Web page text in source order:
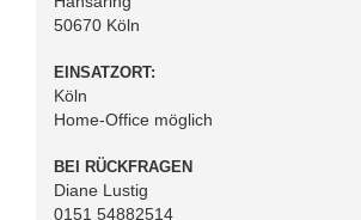
50670 Köln
EINSATZORT:
Köln
Home-Office möglich
BEI RÜCKFRAGEN
Diane Lustig
0151 54882514